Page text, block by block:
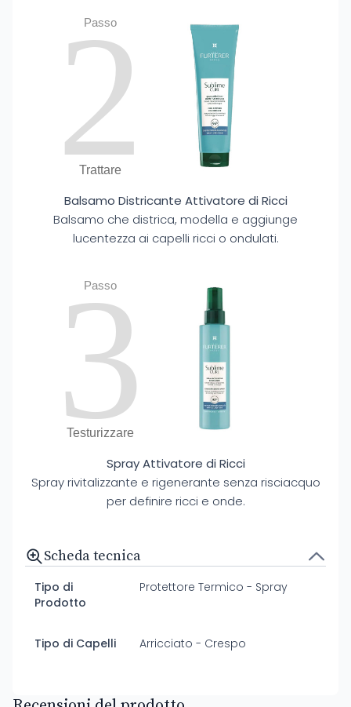
Passo
2
Trattare
Balsamo Districante Attivatore di Ricci
Balsamo che districa, modella e aggiunge
lucentezza ai capelli ricci o ondulati.
Passo
3
Testurizzare
Spray Attivatore di Ricci
Spray rivitalizzante e rigenerante senza risciacquo
per definire ricci e onde.
Scheda tecnica
Tipo di
Prodotto
Protettore Termico - Spray
Tipo di Capelli Arricciato - Crespo